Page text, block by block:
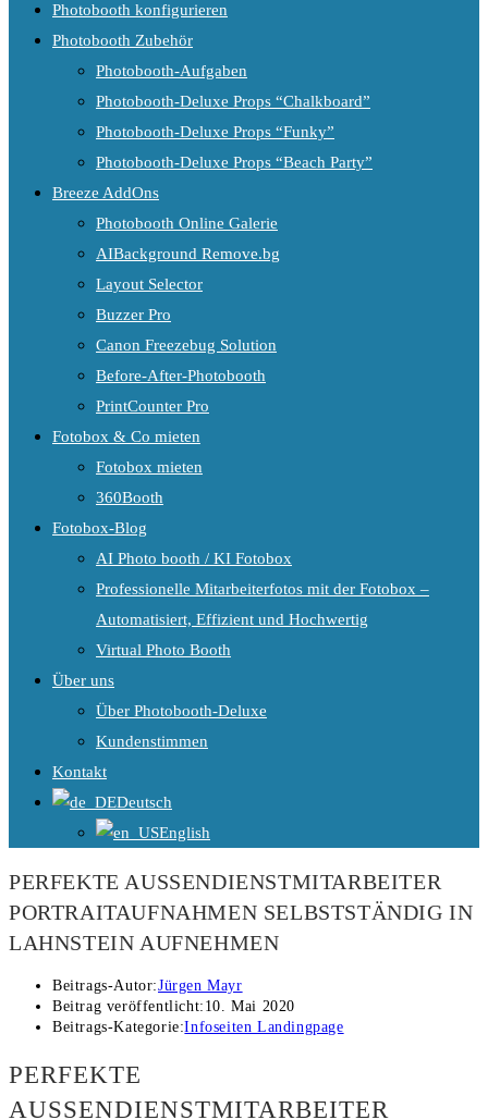
Photobooth konfigurieren
Photobooth Zubehör
Photobooth-Aufgaben
Photobooth-Deluxe Props “Chalkboard”
Photobooth-Deluxe Props “Funky”
Photobooth-Deluxe Props “Beach Party”
Breeze AddOns
Photobooth Online Galerie
AIBackground Remove.bg
Layout Selector
Buzzer Pro
Canon Freezebug Solution
Before-After-Photobooth
PrintCounter Pro
Fotobox & Co mieten
Fotobox mieten
360Booth
Fotobox-Blog
AI Photo booth / KI Fotobox
Professionelle Mitarbeiterfotos mit der Fotobox –
Automatisiert, Effizient und Hochwertig
Virtual Photo Booth
Über uns
Über Photobooth-Deluxe
Kundenstimmen
Kontakt
Deutsch
English
PERFEKTE AUSSENDIENSTMITARBEITER P
ORTRAITAUFNAHMEN SELBSTSTÄNDIG IN L
AHNSTEIN AUFNEHMEN
Beitrags-Autor:Jürgen Mayr
Beitrag veröffentlicht: 10. Mai 2020
Beitrags-Kategorie:Infoseiten Landingpage
PERFEKTE
AUSSENDIENSTMITARBEITER P